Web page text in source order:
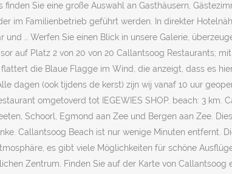
finden Sie eine große Auswahl an Gasthäusern,
im Familienbetrieb geführt werden. In direkter
und … Werfen Sie einen Blick in unsere Galerie,
auf Platz 2 von 20 von 20 Callantsoog Restaurants;
die Blaue Flagge im Wind, die anzeigt, dass es
dagen (ook tijdens de kerst) zijn wij vanaf 10 uur
omgetoverd tot IEGEWIES SHOP. beach: 3
Schoorl, Egmond aan Zee und Bergen aan Zee.
Callantsoog Beach ist nur wenige Minuten
es gibt viele Möglichkeiten für schöne
Zentrum. Finden Sie auf der Karte von